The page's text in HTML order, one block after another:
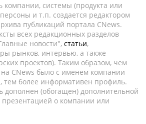
системы (продукта или
и т.п. создается редактором
публикаций портала CNews.
всех редакционных разделов
новости", статьи,
рынков, интервью, а также
проектов). Таким образом, чем
CNews было с именем компании
тем более информативен профиль.
дополнен (обогащен) дополнительной
о компании или